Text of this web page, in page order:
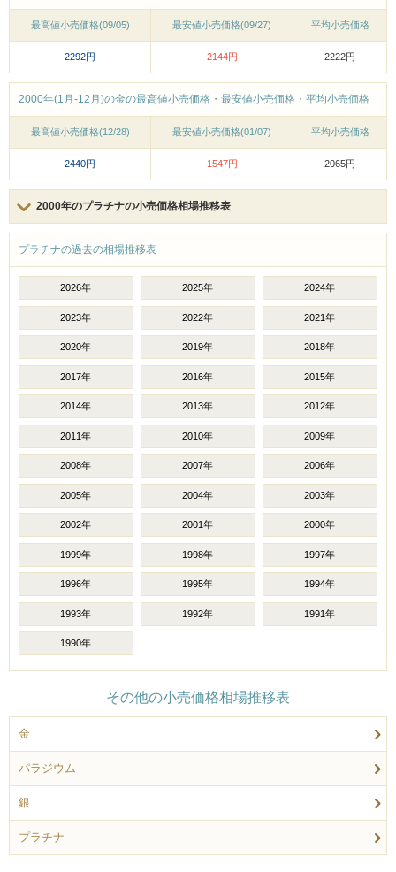
最高値小売価格(09/05) 最安値小売価格(09/27) 平均小売価格
2292円 2144円 2222円
2000年(1月-12月)の金の最高値小売価格・最安値小売価格・平均小売価格
最高値小売価格(12/28) 最安値小売価格(01/07) 平均小売価格
2440円 1547円 2065円
2000年のプラチナの小売価格相場推移表
プラチナの過去の相場推移表
2026年 2025年 2024年
2023年 2022年 2021年
2020年 2019年 2018年
2017年 2016年 2015年
2014年 2013年 2012年
2011年 2010年 2009年
2008年 2007年 2006年
2005年 2004年 2003年
2002年 2001年 2000年
1999年 1998年 1997年
1996年 1995年 1994年
1993年 1992年 1991年
1990年
その他の小売価格相場推移表
金
パラジウム
銀
プラチナ